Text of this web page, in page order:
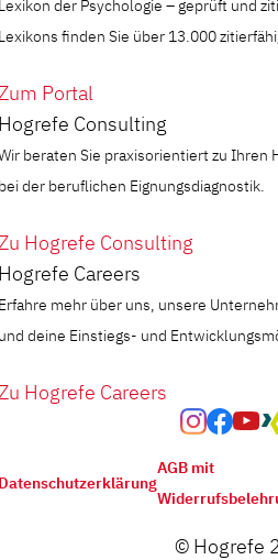
der Psychologie – geprüft und
finden Sie über 13.000
Portal
Consulting
beraten Sie praxisorientiert zu Ihren
der beruflichen Eignungsdiagnostik.
Hogrefe Consulting
Careers
mehr über uns, unsere
deine Einstiegs- und
Hogrefe Careers
AGB mit
© Hogrefe